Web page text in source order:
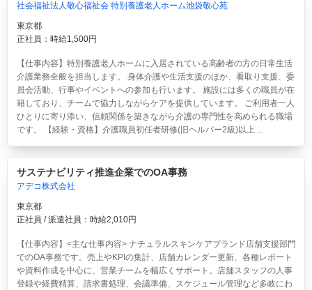
社会福祉法人敬心福祉会 特別養護老人ホーム池袋敬心苑
東京都
正社員：時給1,500円
【仕事内容】特別養護老人ホームに入居されている高齢者の方の日常生活
介護業務全般を担当します。 身体介護や生活支援のほか、看取り支援、委
員会活動、行事やイベントへの参加も行います。 施設には多くの職員が在
籍しており、チームで協力しながらケアを提供しています。 ご利用者一人
ひとりに寄り添い、信頼関係を築きながら介護の専門性を高められる職場
です。 【経験・資格】介護職員初任者研修(旧ヘルパー2級)以上 ...
サステナビリティ推進企業でのOA事務
アデコ株式会社
東京都
正社員 / 派遣社員：時給2,010円
【仕事内容】<主な仕事内容> ナチュラルスキンケアブランド店舗支援部門
でのOA事務です。売上やKPIの集計、店舗カレンダー更新、各種レポート
や資料作成を中心に、営業チームを幅広くサポート。店舗スタッフの人事
登録や経費精算、請求書処理、会議準備、スケジュール管理など多岐にわ